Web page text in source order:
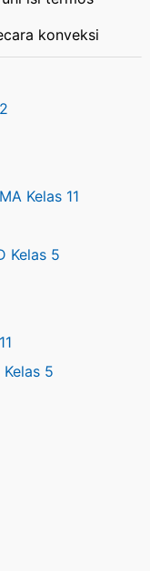
konveksi
Kelas 11
Kelas 5
5